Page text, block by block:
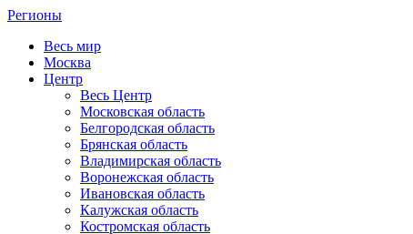
Регионы
Весь мир
Москва
Центр
Весь Центр
Московская область
Белгородская область
Брянская область
Владимирская область
Воронежская область
Ивановская область
Калужская область
Костромская область